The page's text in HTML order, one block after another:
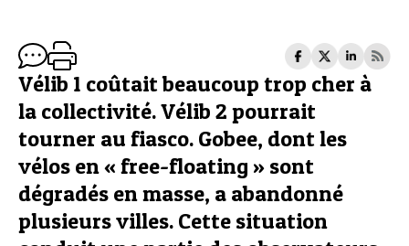
Vélib 1 coûtait beaucoup trop cher à
la collectivité. Vélib 2 pourrait
tourner au fiasco. Gobee, dont les
vélos en « free-floating » sont
dégradés en masse, a abandonné
plusieurs villes. Cette situation